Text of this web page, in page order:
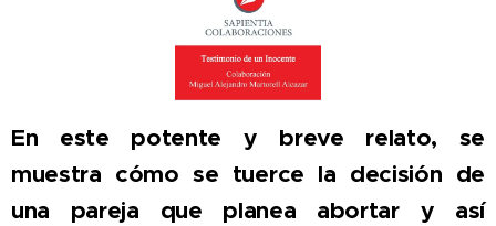
En este potente y breve relato, se
muestra cómo se tuerce la decisión de
una pareja que planea abortar y así